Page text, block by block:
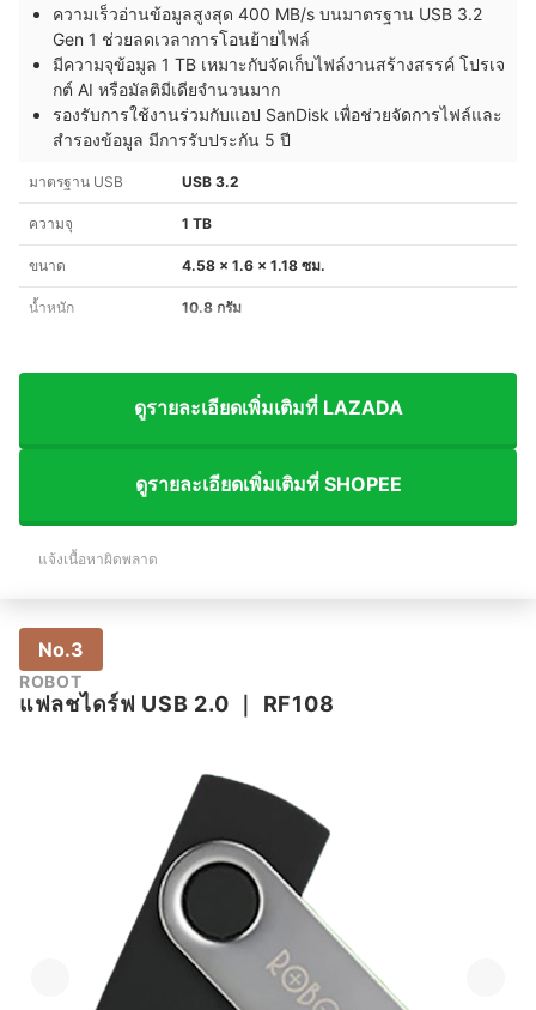
ความเร็วอ่านข้อมูลสูงสุด 400 MB/s บนมาตรฐาน USB 3.2
Gen 1 ช่วยลดเวลาการโอนย้ายไฟล์
มีความจุข้อมูล 1 TB เหมาะกับจัดเก็บไฟล์งานสร้างสรรค์ โปรเจ
กต์ AI หรือมัลติมีเดียจำนวนมาก
รองรับการใช้งานร่วมกับแอป SanDisk เพื่อช่วยจัดการไฟล์และ
สำรองข้อมูล มีการรับประกัน 5 ปี
มาตรฐาน USB USB 3.2
ความจุ 1 TB
ขนาด 4.58 x 1.6 x 1.18 ซม.
น้ำหนัก 10.8 กรัม
ดูรายละเอียดเพิ่มเติมที่ LAZADA
ดูรายละเอียดเพิ่มเติมที่ SHOPEE
แจ้งเนื้อหาผิดพลาด
No.3
ROBOT
แฟลชไดร์ฟ USB 2.0 ｜ RF108